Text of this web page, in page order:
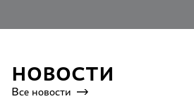
НОВОСТИ
Все новости